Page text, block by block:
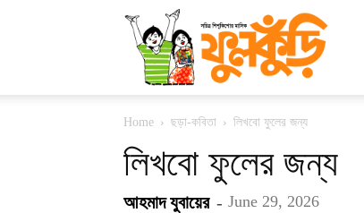
মাসিক
ফুলকুঁড়ি
Home ছড়া-কবিতা লিখবো ফুলের জন্য
লিখবো ফুলের জন্য
আহমাদ যুবায়ের - June 29, 2026